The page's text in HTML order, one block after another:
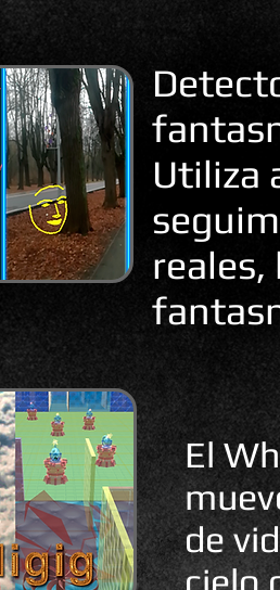
Utiliza
reales,
El
de
cielo